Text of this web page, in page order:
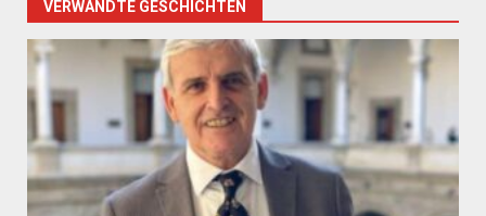
VERWANDTE GESCHICHTEN